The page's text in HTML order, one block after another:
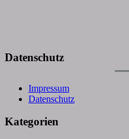
Datenschutz
Impressum
Datenschutz
Kategorien